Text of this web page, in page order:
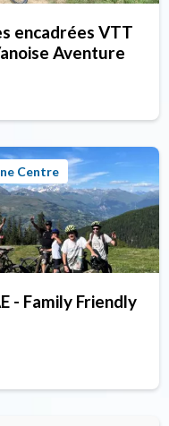
encadrées VTT
Aventure
Centre
- Family Friendly